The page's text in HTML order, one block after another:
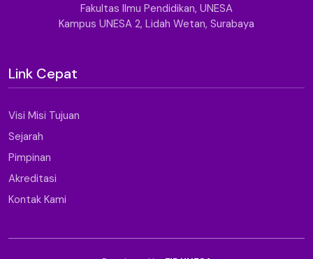
Fakultas Ilmu Pendidikan, UNESA
Kampus UNESA 2, Lidah Wetan, Surabaya
Link Cepat
Visi Misi Tujuan
Sejarah
Pimpinan
Akreditasi
Kontak Kami